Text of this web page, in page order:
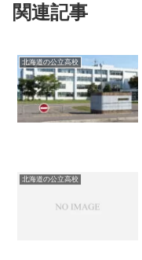
関連記事
北海道の公立高校
北海道の公立高校